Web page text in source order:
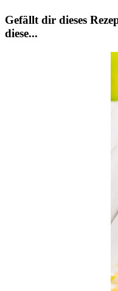
Gefällt dir dieses
diese...